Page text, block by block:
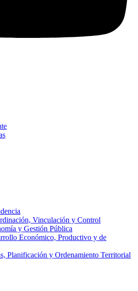
Vinculación y Control
y Gestión Pública
Económico, Productivo y de
Planificación y Ordenamiento Territorial